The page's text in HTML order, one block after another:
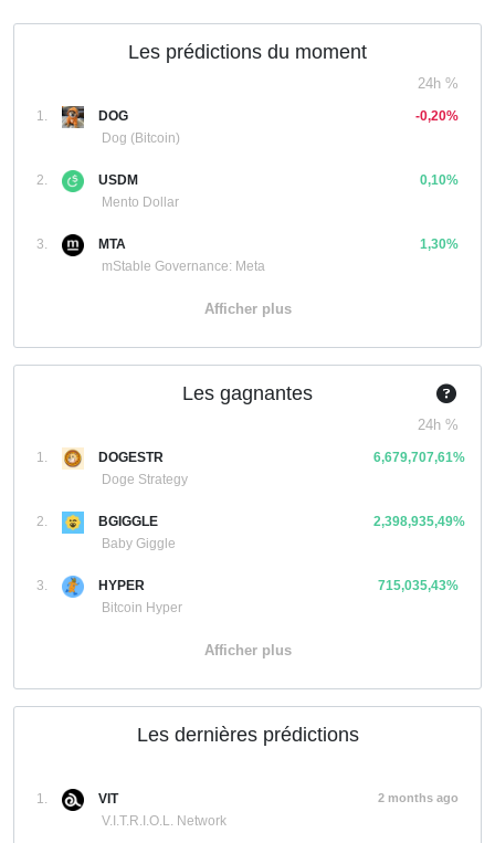
Les prédictions du moment
24h %
1.
DOG
Dog (Bitcoin)
-0,20%
2.
USDM
Mento Dollar
0,10%
3.
MTA
mStable Governance: Meta
1,30%
Afficher plus
Les gagnantes
24h %
1.
DOGESTR
Doge Strategy
6,679,707,61%
2.
BGIGGLE
Baby Giggle
2,398,935,49%
3.
HYPER
Bitcoin Hyper
715,035,43%
Afficher plus
Les dernières prédictions
1.
VIT
V.I.T.R.I.O.L. Network
2 months ago